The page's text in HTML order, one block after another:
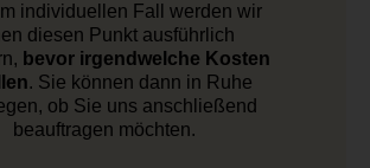
individuellen Fall werden wir
diesen Punkt ausführlich
bevor irgendwelche Kosten
. Sie können dann in Ruhe
ob Sie uns anschließend
beauftragen möchten.